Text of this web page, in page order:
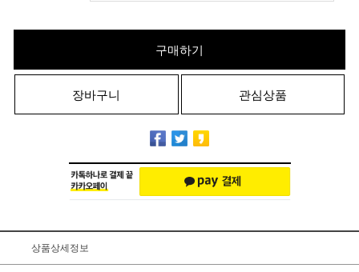
구매하기
장바구니 관심상품
상품상세정보